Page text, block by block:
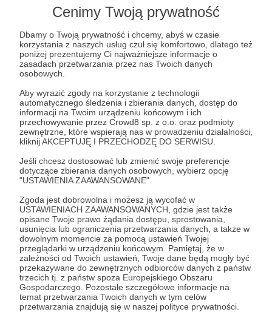
Cenimy Twoją prywatność
Dbamy o Twoją prywatność i chcemy, abyś w czasie
korzystania z naszych usług czuł się komfortowo, dlatego też
poniżej prezentujemy Ci najważniejsze informacje o
zasadach przetwarzania przez nas Twoich danych
osobowych.
Aby wyrazić zgody na korzystanie z technologii
automatycznego śledzenia i zbierania danych, dostęp do
informacji na Twoim urządzeniu końcowym i ich
przechowywanie przez Crowd8 sp. z o.o. oraz podmioty
zewnętrzne, które wspierają nas w prowadzeniu działalności,
kliknij AKCEPTUJĘ I PRZECHODZĘ DO SERWISU.
Jeśli chcesz dostosować lub zmienić swoje preferencje
dotyczące zbierania danych osobowych, wybierz opcję
"USTAWIENIA ZAAWANSOWANE".
Zgoda jest dobrowolna i możesz ją wycofać w
USTAWIENIACH ZAAWANSOWANYCH, gdzie jest także
opisane Twoje prawo żądania dostępu, sprostowania,
usunięcia lub ograniczenia przetwarzania danych, a także w
dowolnym momencie za pomocą ustawień Twojej
przeglądarki w urządzeniu końcowym. Pamiętaj, że w
zależności od Twoich ustawień, Twoje dane będą mogły być
przekazywane do zewnętrznych odbiorców danych z państw
trzecich tj. z państw spoza Europejskiego Obszaru
Gospodarczego. Pozostałe szczegółowe informacje na
temat przetwarzania Twoich danych w tym celów
przetwarzania znajdują się w naszej polityce prywatności.
"Nowy właściciel wschodniego piekła, nie do
przecenienia."
the furious yama the king is not happy
dawang bu gaoxing +6
Dołącz do grona Patronów!
Wesprzyj działalność AutoraReiko Projectjuż teraz!
Zostań Patronem